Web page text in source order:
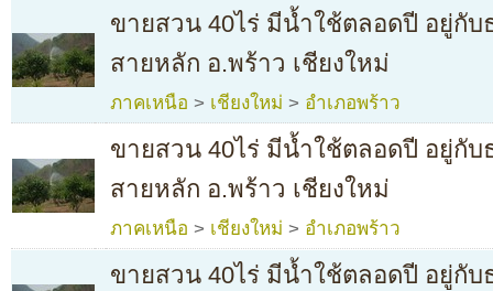
ขายสวน 40ไร่ มีน้ำใช้ตลอดปี อยู่กั
สายหลัก อ.พร้าว เชียงใหม่
ภาคเหนือ > เชียงใหม่ > อำเภอพร้าว
ขายสวน 40ไร่ มีน้ำใช้ตลอดปี อยู่กั
สายหลัก อ.พร้าว เชียงใหม่
ภาคเหนือ > เชียงใหม่ > อำเภอพร้าว
ขายสวน 40ไร่ มีน้ำใช้ตลอดปี อยู่กั